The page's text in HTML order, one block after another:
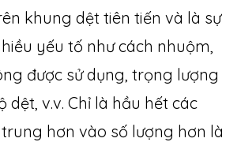
khung dệt tiên tiến và là sự
yếu tố như cách nhuộm,
được sử dụng, trọng lượng
dệt, v.v. Chỉ là hầu hết các
hơn vào số lượng hơn là